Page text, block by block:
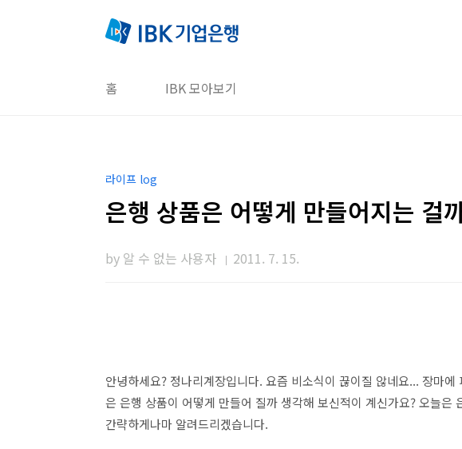
홈 IBK 모아보기
라이프 log
은행 상품은 어떻게 만들어지는 걸
by 알 수 없는 사용자 2011. 7. 15.
안녕하세요? 정나리계장입니다. 요즘 비소식이 끊이질 않네요... 장마
은 은행 상품이 어떻게 만들어 질까 생각해 보신적이 계신가요? 오늘은
간략하게나마 알려드리겠습니다.